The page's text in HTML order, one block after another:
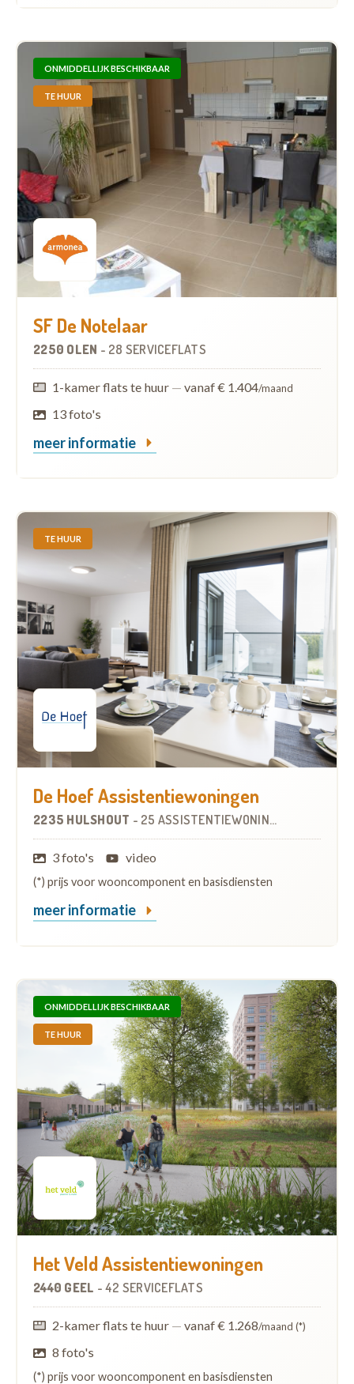
ONMIDDELLIJK BESCHIKBAAR
TE HUUR
SF De Notelaar
2250 OLEN - 28 SERVICEFLATS
1-kamer flats te huur — vanaf € 1.404/maand
13 foto's
meer informatie
TE HUUR
De Hoef Assistentiewoningen
2235 HULSHOUT - 25 ASSISTENTIEWONINGEN
3 foto's video
(*) prijs voor wooncomponent en basisdiensten
meer informatie
ONMIDDELLIJK BESCHIKBAAR
TE HUUR
Het Veld Assistentiewoningen
2440 GEEL - 42 SERVICEFLATS
2-kamer flats te huur — vanaf € 1.268/maand (*)
8 foto's
(*) prijs voor wooncomponent en basisdiensten